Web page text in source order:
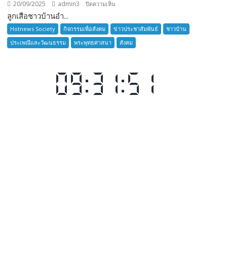
20/09/2025 admin3 ปิดความเห็น
เสือ
ชาว
บ้าน
เปิด
รับ
ลูกเสือชาวบ้านอำ...
Hotnews Society กิจกรรมเพื่อสังคม ข่าวประชาสัมพันธ์
ชาวบ้าน
ประเพณีและวัฒนธรรม
พระพุทธศาสนา สังคม